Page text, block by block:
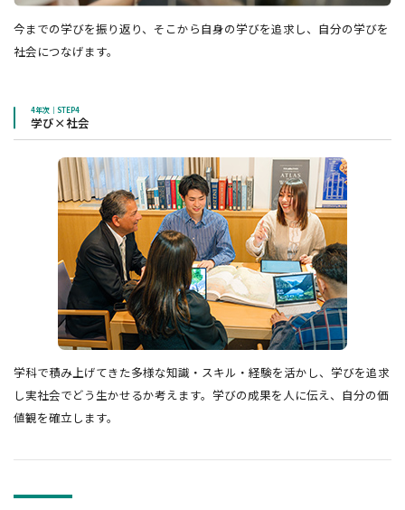
今までの学びを振り返り、そこから自身の学びを追求し、自分の学びを
社会につなげます。
4年次｜STEP4
学び×社会
学科で積み上げてきた多様な知識・スキル・経験を活かし、学びを追求
し実社会でどう生かせるか考えます。学びの成果を人に伝え、自分の価
値観を確立します。